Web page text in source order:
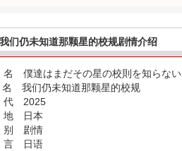
我们仍未知道那颗星的校规剧情介绍
達はまだその星の校則を知らない
们仍未知道那颗星的校规
2025
日本
剧情
日语